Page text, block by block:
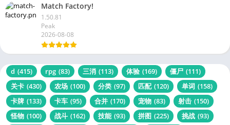
Match Factory!
1.50.81
Peak
2026-08-08
d (415) rpg (83) 三消 (113) 体验 (169) 僵尸 (111)
关卡 (430) 农场 (100) 分类 (97) 匹配 (120) 单词 (158)
卡牌 (133) 卡车 (95) 合并 (170) 宠物 (83) 射击 (150)
怪物 (100) 战斗 (162) 技能 (93) 拼图 (225) 挑战 (93)